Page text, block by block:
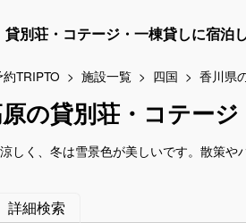
貸別荘・コテージ・一棟貸しに宿泊
TRIPTO 施設一覧 四国 香川県
の貸別荘・コテー
しく、冬は雪景色が美しいです。散策
詳細検索